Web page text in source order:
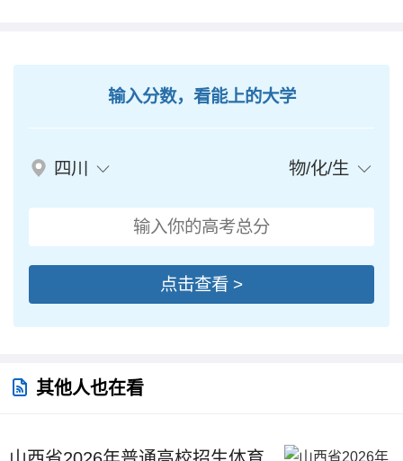
输入分数，看能上的大学
四川 物/化/生
点击查看 >
其他人也在看